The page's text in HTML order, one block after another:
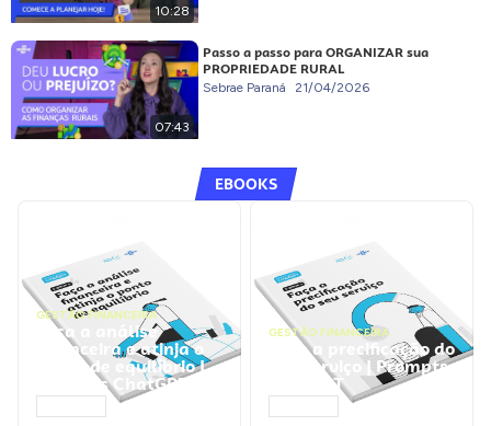
10:28
07:43
Passo a passo para ORGANIZAR sua
PROPRIEDADE RURAL
Sebrae Paraná 21/04/2026
EBOOKS
GESTÃO FINANCEIRA
Faça a análise
financeira e atinja o
ponto de equilíbrio |
Prompts ChatGPT
GESTÃO FINANCEIRA
Faça a precificação do
seu serviço | Prompts
ChatGPT